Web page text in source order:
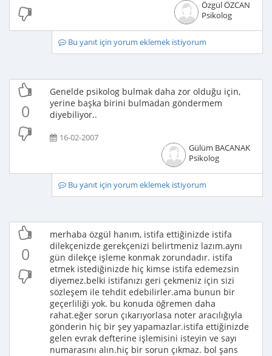
Özgül ÖZCAN
Psikolog
Bu yanıt için yorum eklemek istiyorum
0
Genelde psikolog bulmak daha zor olduğu için,
yerine başka birini bulmadan göndermem
diyebiliyor..
16-02-2007
Gülüm BACANAK
Psikolog
Bu yanıt için yorum eklemek istiyorum
0
merhaba özgül hanım, istifa ettiğinizde istifa
dilekçenizde gerekçenizi belirtmeniz lazım.aynı
gün dilekçe işleme konmak zorundadır. istifa
etmek istediğinizde hiç kimse istifa edemezsin
diyemez.belki istifanızı geri çekmeniz için sizi
sözleşem ile tehdit edebilirler.ama bunun bir
geçerliliği yok. bu konuda öğremen daha
rahat.eğer sorun çıkarıyorlasa noter aracılığıyla
gönderin hiç bir şey yapamazlar.istifa ettiğinizde
gelen evrak defterine işlemisini isteyin ve sayı
numarasını alın.hiç bir sorun çıkmaz. bol şans